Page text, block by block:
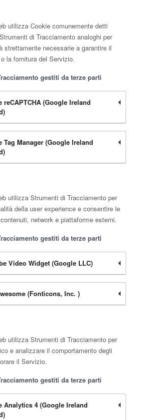
utilizza Cookie comunemente detti
di Tracciamento analoghi per
strettamente necessarie a garantire il
la fornitura del Servizio.
gestiti da terze parti
reCAPTCHA (Google Ireland
Tag Manager (Google Ireland
utilizza Strumenti di Tracciamento per
della user experience e consentire le
network e piattaforme esterni.
gestiti da terze parti
Video Widget (Google LLC)
(Fonticons, Inc. )
utilizza Strumenti di Tracciamento per
e analizzare il comportamento degli
il Servizio.
gestiti da terze parti
Analytics 4 (Google Ireland